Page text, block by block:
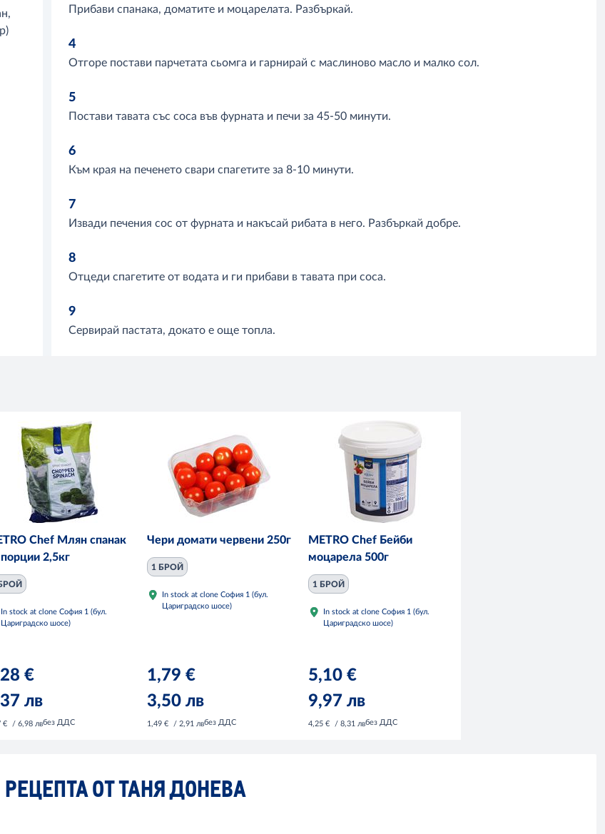
Прибави спанака, доматите и моцарелата. Разбъркай.
4
Отгоре постави парчетата сьомга и гарнирай с маслиново масло и малко сол.
5
Постави тавата със соса във фурната и печи за 45-50 минути.
6
Към края на печенето свари спагетите за 8-10 минути.
7
Извади печения сос от фурната и накъсай рибата в него. Разбъркай добре.
8
Отцеди спагетите от водата и ги прибави в тавата при соса.
9
Сервирай пастата, докато е още топла.
Chef Млян спанак
2,5кг
In stock at clone София 1 (бул.
Цариградско шосе)
€
лв
€ / 6,98 лвбез ДДС
Чери домати червени 250г
1 БРОЙ
In stock at clone София 1 (бул.
Цариградско шосе)
1,79 €
3,50 лв
1,49 € / 2,91 лвбез ДДС
METRO Chef Бейби
моцарела 500г
1 БРОЙ
In stock at clone София 1 (бул.
Цариградско шосе)
5,10 €
9,97 лв
4,25 € / 8,31 лвбез ДДС
РЕЦЕПТА ОТ ТАНЯ ДОНЕВА